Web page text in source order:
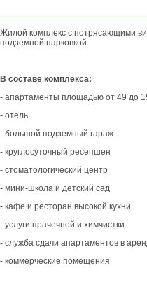
Жилой комплекс с потрясающими
подземной парковкой.
В составе комплекса:
- апартаменты площадью от 49 до
- отель
- большой подземный гараж
- круглосуточный ресепшен
- стоматологический центр
- мини-школа и детский сад
- кафе и ресторан высокой кухни
- услуги прачечной и химчистки
- служба сдачи апартаментов в
- коммерческие помещения